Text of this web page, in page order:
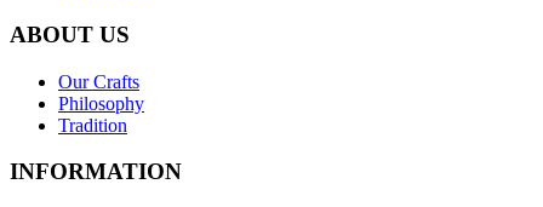
ABOUT US
Our Crafts
Philosophy
Tradition
INFORMATION